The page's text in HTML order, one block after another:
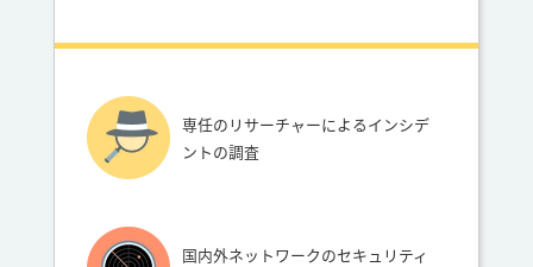
専任のリサーチャーによるインシデ
ントの調査
国内外ネットワークのセキュリティ